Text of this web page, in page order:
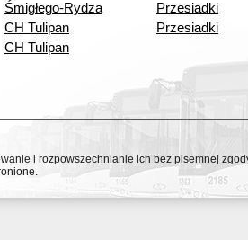
Śmigłego-Rydza
Przesiadki
CH Tulipan
Przesiadki
CH Tulipan
i rozpowszechnianie ich bez pisemnej